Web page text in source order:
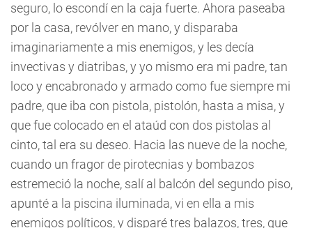
seguro, lo escondí en la caja fuerte. Ahora paseaba
por la casa, revólver en mano, y disparaba
imaginariamente a mis enemigos, y les decía
invectivas y diatribas, y yo mismo era mi padre, tan
loco y encabronado y armado como fue siempre mi
padre, que iba con pistola, pistolón, hasta a misa, y
que fue colocado en el ataúd con dos pistolas al
cinto, tal era su deseo. Hacia las nueve de la noche,
cuando un fragor de pirotecnias y bombazos
estremeció la noche, salí al balcón del segundo piso,
apunté a la piscina iluminada, vi en ella a mis
enemigos políticos, y disparé tres balazos, tres, que